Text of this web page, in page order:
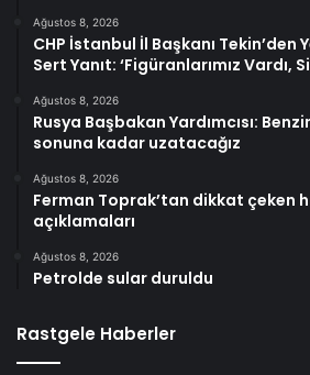
Ağustos 8, 2026
CHP İstanbul İl Başkanı Tekin’den
Sert Yanıt: ‘Figüranlarımız Vardı,
Ağustos 8, 2026
Rusya Başbakan Yardımcısı:
sonuna kadar uzatacağız
Ağustos 8, 2026
Ferman Toprak’tan dikkat çeken
açıklamaları
Ağustos 8, 2026
Petrolde sular duruldu
Rastgele Haberler